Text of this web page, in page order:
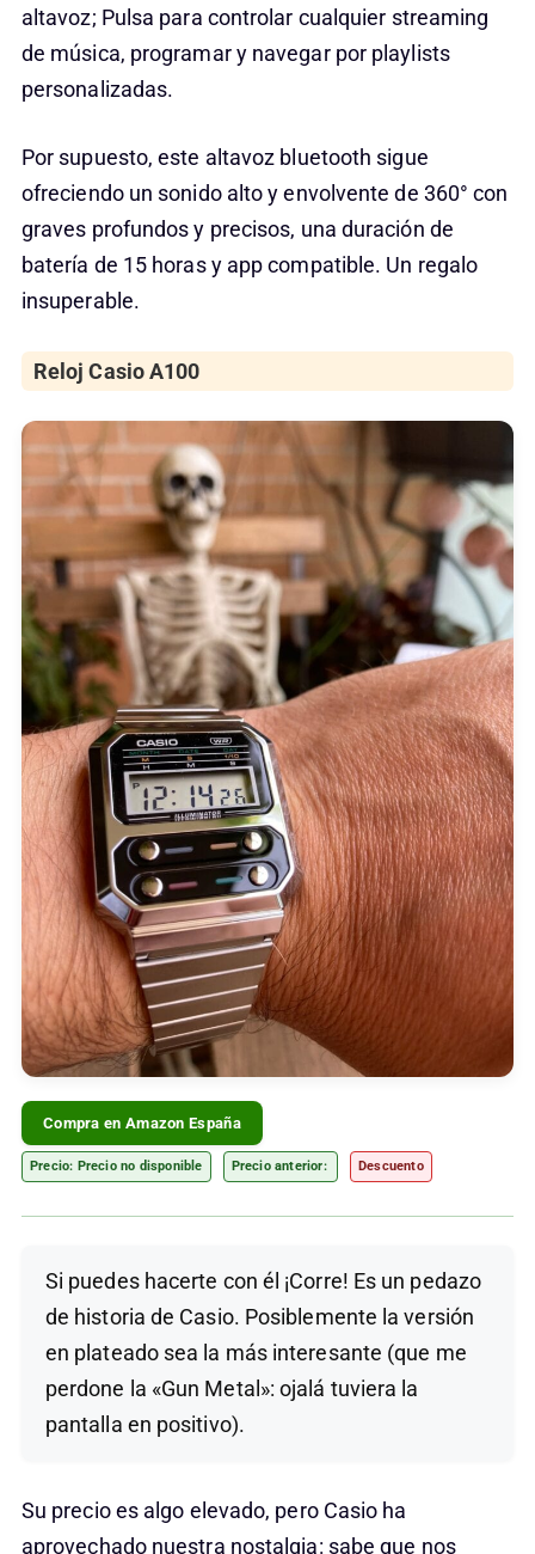
altavoz; Pulsa para controlar cualquier streaming
de música, programar y navegar por playlists
personalizadas.
Por supuesto, este altavoz bluetooth sigue
ofreciendo un sonido alto y envolvente de 360° con
graves profundos y precisos, una duración de
batería de 15 horas y app compatible. Un regalo
insuperable.
Reloj Casio A100
Compra en Amazon España
Precio: Precio no disponible Precio anterior: Descuento
Si puedes hacerte con él ¡Corre! Es un pedazo
de historia de Casio. Posiblemente la versión
en plateado sea la más interesante (que me
perdone la «Gun Metal»: ojalá tuviera la
pantalla en positivo).
Su precio es algo elevado, pero Casio ha
aprovechado nuestra nostalgia: sabe que nos